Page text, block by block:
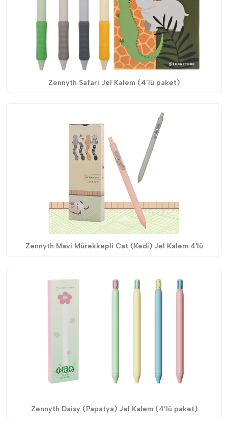
Zennyth Safari Jel Kalem (4’lü paket)
Zennyth Mavi Mürekkepli Cat (Kedi) Jel Kalem 4'lü
Zennyth Daisy (Papatya) Jel Kalem (4’lü paket)